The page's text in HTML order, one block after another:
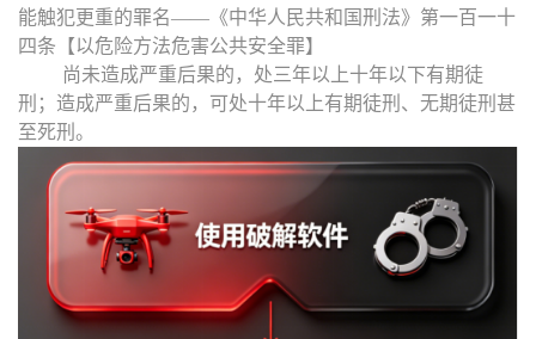
能触犯更重的罪名——《中华人民共和国刑法》第一百一十
四条【以危险方法危害公共安全罪】
尚未造成严重后果的，处三年以上十年以下有期徒
刑；造成严重后果的，可处十年以上有期徒刑、无期徒刑甚
至死刑。